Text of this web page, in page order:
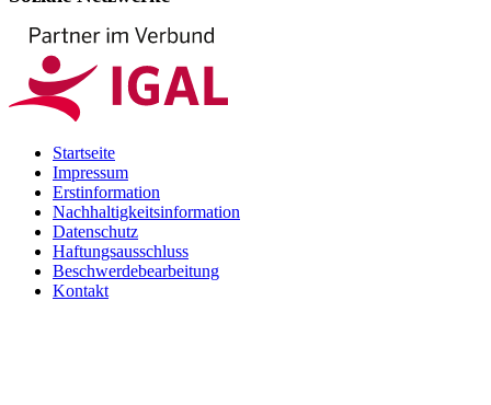
Startseite
Impressum
Erstinformation
Nachhaltigkeitsinformation
Datenschutz
Haftungsausschluss
Beschwerdebearbeitung
Kontakt